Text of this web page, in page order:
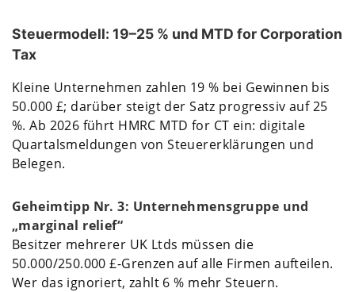
Steuermodell: 19–25 % und MTD for Corporation
Tax
Kleine Unternehmen zahlen 19 % bei Gewinnen bis
50.000 £; darüber steigt der Satz progressiv auf 25
%. Ab 2026 führt HMRC MTD for CT ein: digitale
Quartalsmeldungen von Steuererklärungen und
Belegen.
Geheimtipp Nr. 3: Unternehmensgruppe und
„marginal relief“
Besitzer mehrerer UK Ltds müssen die
50.000/250.000 £-Grenzen auf alle Firmen aufteilen.
Wer das ignoriert, zahlt 6 % mehr Steuern.